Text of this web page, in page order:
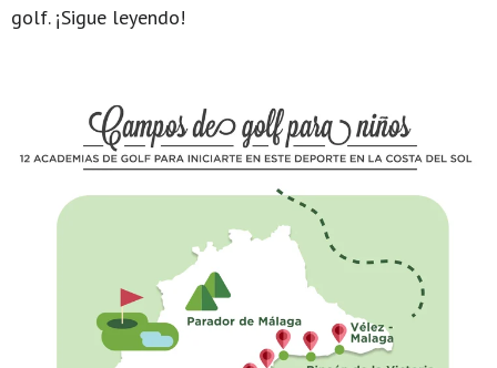
golf. ¡Sigue leyendo!